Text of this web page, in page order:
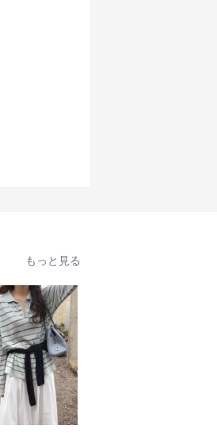
もっと見る